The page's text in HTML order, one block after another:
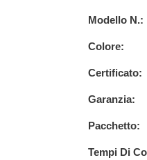
Modello N.:
Colore:
Certificato:
Garanzia:
Pacchetto:
Tempi Di